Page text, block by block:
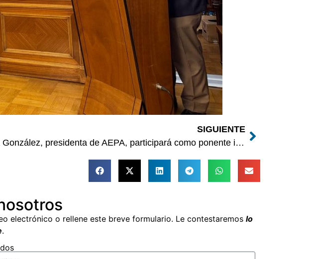
SIGUIENTE
Adela González, presidenta de AEPA, participará como ponente internacional en el encuentro: «Las pruebas psicotécnicas: retos y debilidades»
electrónico o rellene este breve formulario. Le contestaremos lo
.